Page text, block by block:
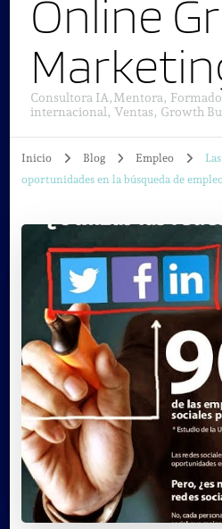
Online
Consultora IA,Mentora,
internacional, Ventas, Growth
Inicio Blog Empleo
oportunidades en la búsqueda de empleo